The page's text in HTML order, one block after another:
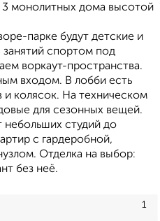
3 монолитных дома высотой
парке будут детские и
спортом под
воркаут-пространства.
входом. В лобби есть
колясок. На техническом
для сезонных вещей.
небольших студий до
с гардеробной,
Отделка на выбор:
без неё.
1